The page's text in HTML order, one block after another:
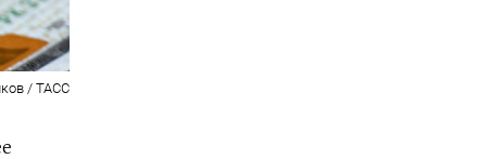
/ ТАСС